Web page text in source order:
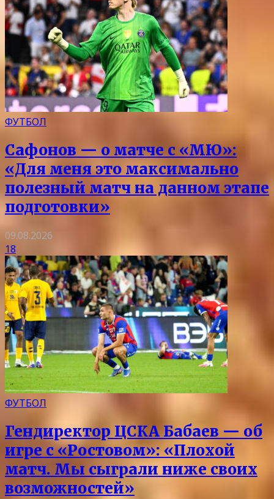
ФУТБОЛ
Сафонов — о матче с «МЮ»:
«Для меня это максимально
полезный матч на данном этапе
подготовки»
09.08.2026
18
ФУТБОЛ
Гендиректор ЦСКА Бабаев — об
игре с «Ростовом»: «Плохой
матч. Мы сыграли ниже своих
возможностей»